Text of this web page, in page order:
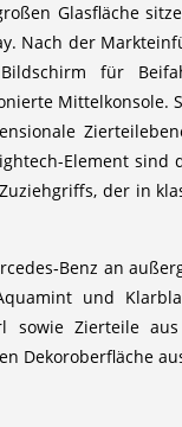
Glasfläche
Nach der
für
Mittelkonsole.
Element sind
der in
an
und
sowie Zierteile
Dekoroberfläche